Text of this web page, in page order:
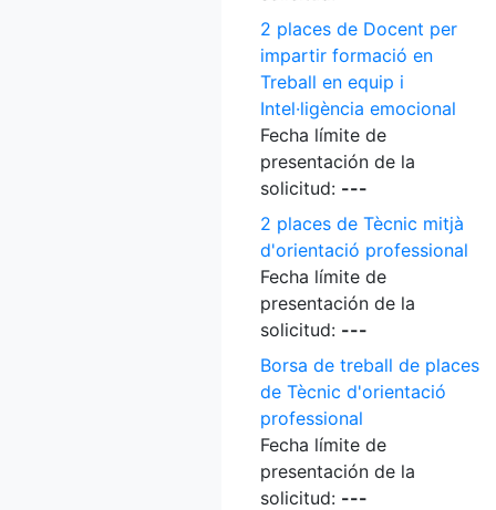
2 places de Docent per
impartir formació en
Treball en equip i
Intel·ligència emocional
Fecha límite de
presentación de la
solicitud: ---
2 places de Tècnic mitjà
d'orientació professional
Fecha límite de
presentación de la
solicitud: ---
Borsa de treball de places
de Tècnic d'orientació
professional
Fecha límite de
presentación de la
solicitud: ---